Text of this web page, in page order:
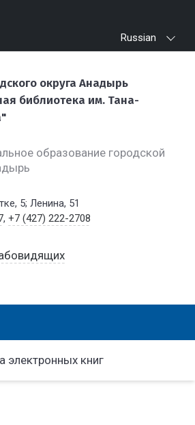
Russian
округа Анадырь
библиотека им. Тана-
образование городской
5; Ленина, 51
,+7 (427) 222-2708
электронных книг